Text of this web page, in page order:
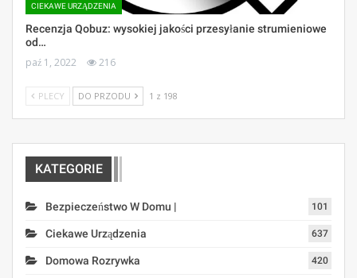
CIEKAWE URZĄDZENIA
Recenzja Qobuz: wysokiej jakości przesyłanie strumieniowe
od…
paź 1, 2022 216
PLECY DO PRZODU 1 z 198
KATEGORIE
Bezpieczeństwo W Domu | 101
Ciekawe Urządzenia 637
Domowa Rozrywka 420